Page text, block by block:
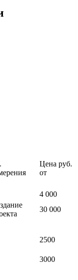
Цена руб.
от
4 000
30 000
2500
3000